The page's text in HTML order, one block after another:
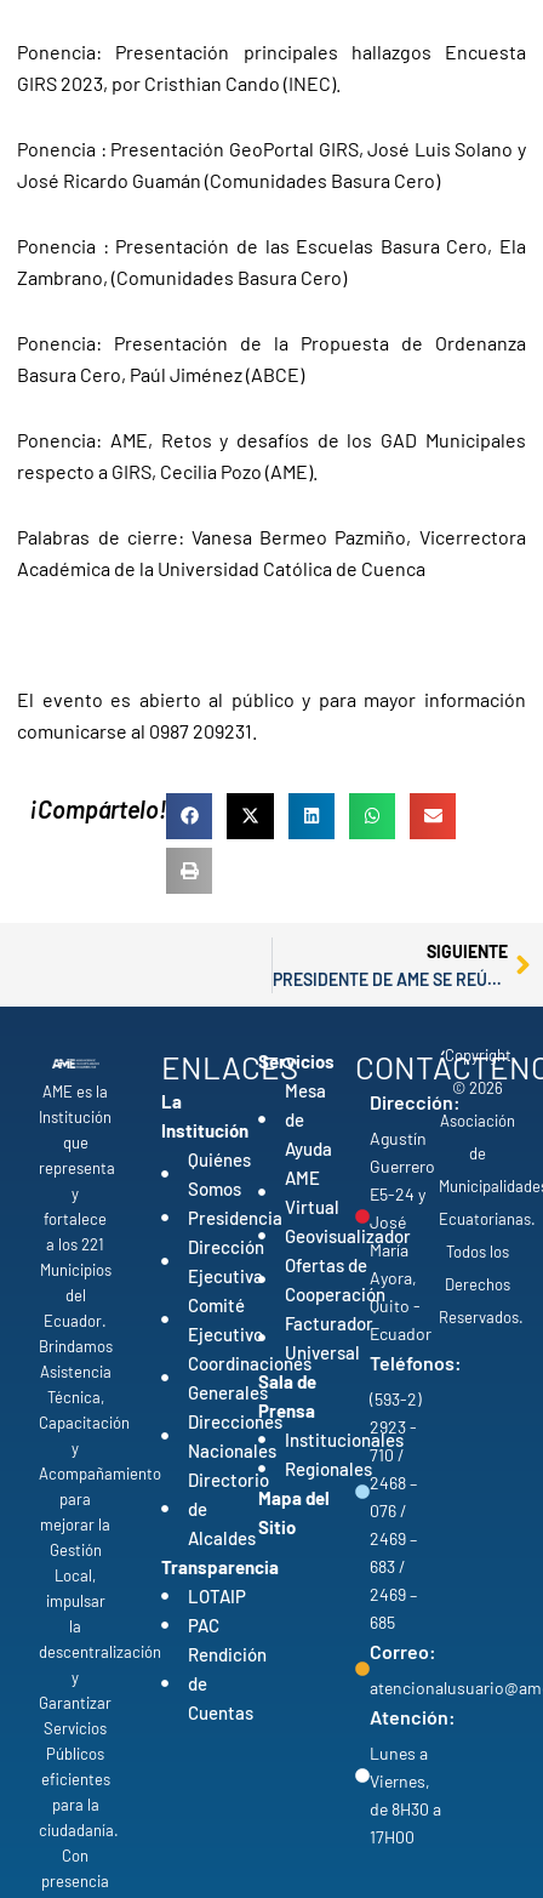
Ponencia: Presentación principales hallazgos Encuesta
GIRS 2023, por Cristhian Cando (INEC).
Ponencia : Presentación GeoPortal GIRS, José Luis Solano y
José Ricardo Guamán (Comunidades Basura Cero)
Ponencia : Presentación de las Escuelas Basura Cero, Ela
Zambrano, (Comunidades Basura Cero)
Ponencia: Presentación de la Propuesta de Ordenanza
Basura Cero, Paúl Jiménez (ABCE)
Ponencia: AME, Retos y desafíos de los GAD Municipales
respecto a GIRS, Cecilia Pozo (AME).
Palabras de cierre: Vanesa Bermeo Pazmiño, Vicerrectora
Académica de la Universidad Católica de Cuenca
El evento es abierto al público y para mayor información
comunicarse al 0987 209231.
¡Compártelo!
SIGUIENTE
PRESIDENTE DE AME SE REÚNE CON ALCALDES Y ALCALDESAS DE EL ORO PARA TRATAR INSEGURIDAD Y FALTA DE RECURSOS
AME es la
Institución
que
representa
y
fortalece
a los 221
Municipios
del
Ecuador.
Brindamos
Asistencia
Técnica,
Capacitación
y
Acompañamiento
para
mejorar la
Gestión
Local,
impulsar
la
descentralización
y
Garantizar
Servicios
Públicos
eficientes
para la
ciudadanía.
Con
presencia
ENLACES
La
Institución
Quiénes
Somos
Presidencia
Dirección
Ejecutiva
Comité
Ejecutivo
Coordinaciones
Generales
Direcciones
Nacionales
Directorio
de
Alcaldes
Transparencia
LOTAIP
PAC
Rendición
de
Cuentas
Servicios
Mesa
de
Ayuda
AME
Virtual
Geovisualizador
Ofertas de
Cooperación
Facturador
Universal
Sala de
Prensa
Institucionales
Regionales
Mapa del
Sitio
Dirección:
Agustín
Guerrero
E5-24 y
José
María
Ayora,
Quito -
Ecuador
Teléfonos:
(593-2)
2923 -
710 /
2468 –
076 /
2469 –
683 /
2469 –
685
Correo:
Atención:
Lunes a
Viernes,
de 8H30 a
17H00
Copyright
© 2026
Asociación
de
Ecuatorianas.
Todos los
Derechos
Reservados.